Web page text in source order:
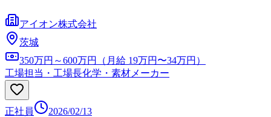
アイオン株式会社
茨城
350万円～600万円（月給 19万円〜34万円）
工場担当・工場長化学・素材メーカー
正社員 2026/02/13